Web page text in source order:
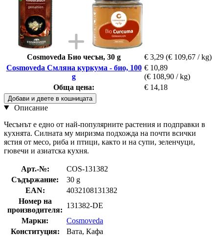
Cosmoveda Био чесън, 30 g € 3,29 (€ 109,67 / kg)
Cosmoveda Смляна куркума - био, 100
g
€ 10,89
(€ 108,90 / kg)
Обща цена:
€ 14,18
Добави и двете в кошницата
Описание
Чесънът е едно от най-популярните растения и подправки в
кухнята. Силната му миризма подхожда на почти всички
ястия от месо, риба и птици, както и на супи, зеленчуци,
гювечи и азиатска кухня.
Арт.-№:
COS-131382
Съдържание:
30 g
EAN:
4032108131382
Номер на
производителя:
131382-DE
Марки:
Cosmoveda
Конституция:
Вата, Кафа